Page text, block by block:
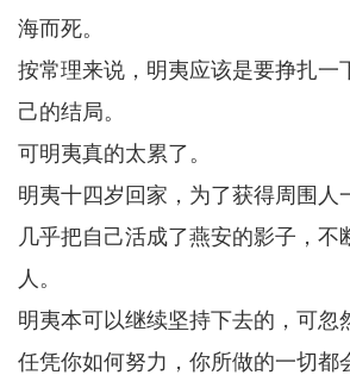
海而死。
按常理来说，明夷应该是要挣扎一
己的结局。
可明夷真的太累了。
明夷十四岁回家，为了获得周围人
几乎把自己活成了燕安的影子，不
人。
明夷本可以继续坚持下去的，可忽
任凭你如何努力，你所做的一切都